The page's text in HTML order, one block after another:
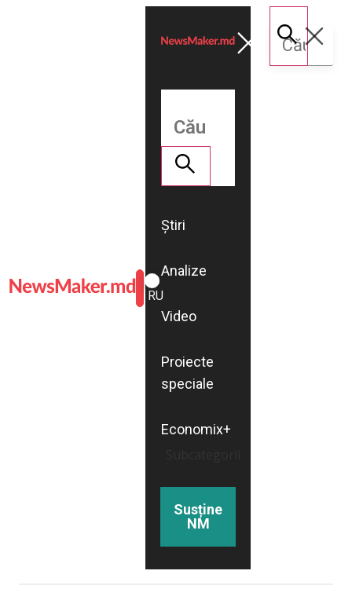
ROMÂNĂ
RU
Știri
Analize
Video
Proiecte
speciale
Economix+
Susține
NM